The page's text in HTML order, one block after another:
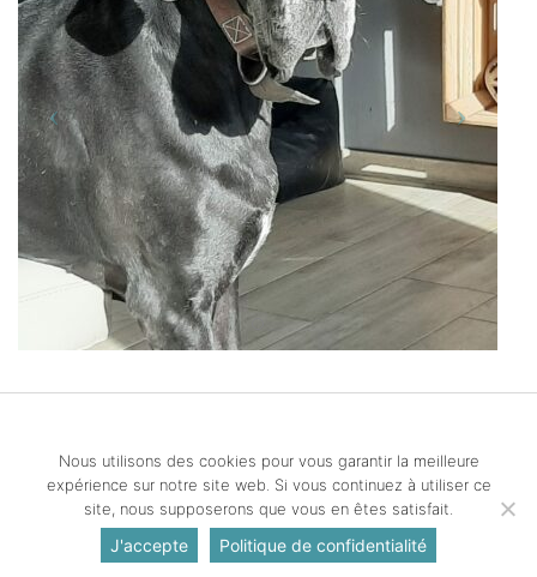
–Politique de confidentialité
Création de sites Internet | ProduWeb
Nous utilisons des cookies pour vous garantir la meilleure
expérience sur notre site web. Si vous continuez à utiliser ce
site, nous supposerons que vous en êtes satisfait.
J'accepte Politique de confidentialité